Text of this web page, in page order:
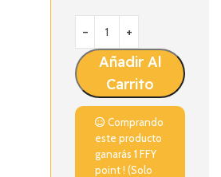
Añadir Al
Carrito
Comprando
este producto
ganarás1FFY
point ! (Solo